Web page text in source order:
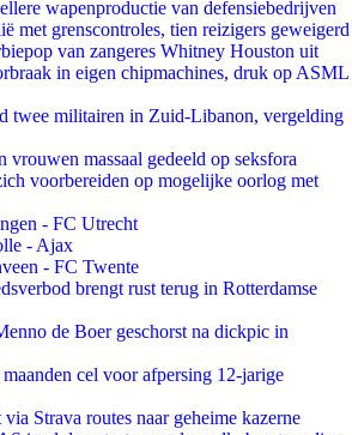
wapenproductie van defensiebedrijven
met grenscontroles, tien reizigers geweigerd
van zangeres Whitney Houston uit
in eigen chipmachines, druk op ASML
twee militairen in Zuid-Libanon, vergelding
vrouwen massaal gedeeld op seksfora
voorbereiden op mogelijke oorlog met
- FC Utrecht
- Ajax
- FC Twente
brengt rust terug in Rotterdamse
de Boer geschorst na dickpic in
cel voor afpersing 12-jarige
Strava routes naar geheime kazerne